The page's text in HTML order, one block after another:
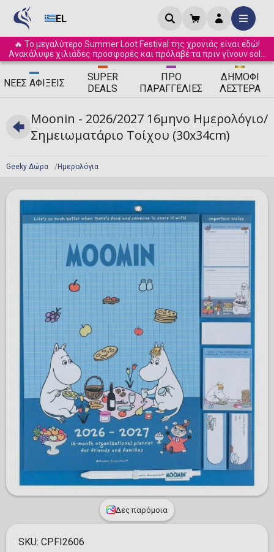
EL
🔥 Το μεγαλύτερο Summer Loot Festival της χρονιάς είναι εδώ!
Ανακάλυψε χιλιάδες προσφορές και πρόλαβέ τα πριν γίνουν sold
out! ☀️
ΝΈΕΣ ΑΦΊΞΕΙΣ
SUPER
DEALS
ΠΡΟ
ΠΑΡΑΓΓΕΛΊΕΣ
ΔΗΜΟΦΙ
ΛΈΣΤΕΡΑ
Geeky Δώρα Ημερολόγια
Moonin - 2026/2027 16μηνο Ημερολόγιο/
Σημειωματάριο Τοίχου (30x34cm)
Δες παρόμοια
SKU: CPFI2606